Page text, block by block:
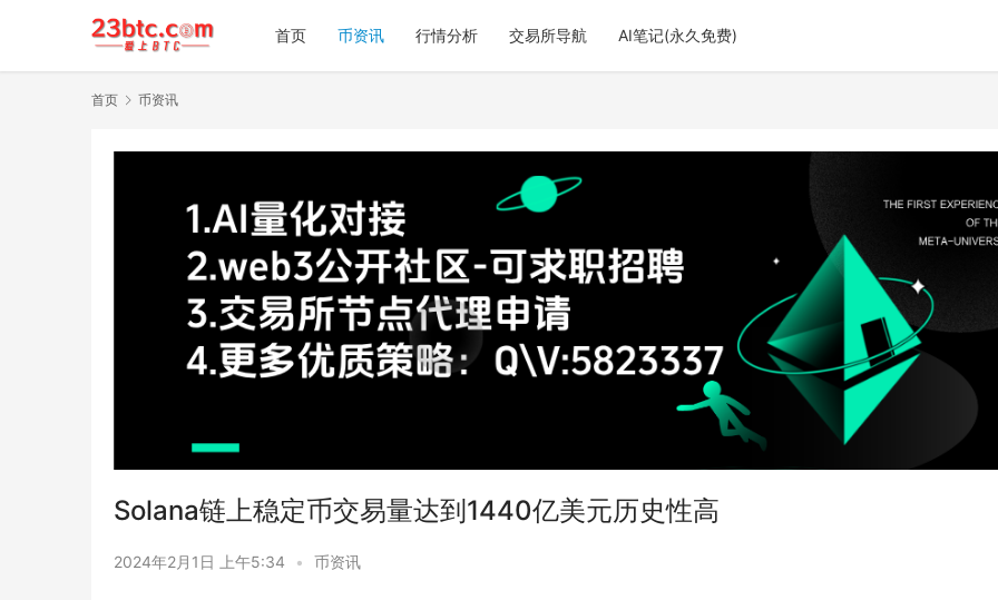
首页 币资讯 行情分析 交易所导航 AI笔记(永久免费)
首页 币资讯
Solana链上稳定币交易量达到1440亿美元历史性高
2024年2月1日 上午5:34 • 币资讯